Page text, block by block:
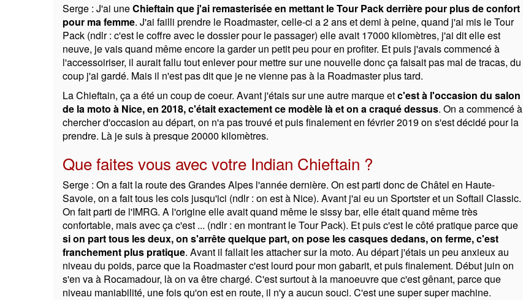
Serge : J'ai uneChieftain que j'ai remasterisée en mettant le Tour Pack derrière pour plus de confort
pour ma femme. J'ai failli prendre le Roadmaster, celle-ci a 2 ans et demi à peine, quand j'ai mis le Tour
Pack (ndlr : c'est le coffre avec le dossier pour le passager) elle avait 17000 kilomètres, j'ai dit elle est
neuve, je vais quand même encore la garder un petit peu pour en profiter. Et puis j'avais commencé à
l'accessoiriser, il aurait fallu tout enlever pour mettre sur une nouvelle donc ça faisait pas mal de tracas, du
coup j'ai gardé. Mais il n'est pas dit que je ne vienne pas à la Roadmaster plus tard.
La Chieftain, ça a été un coup de coeur. Avant j'étais sur une autre marque etc'est à l'occasion du salon
de la moto à Nice, en 2018, c'était exactement ce modèle là et on a craqué dessus. On a commencé à
chercher d'occasion au départ, on n'a pas trouvé et puis finalement en février 2019 on s'est décidé pour la
prendre. Là je suis à presque 20000 kilomètres.
Que faites vous avec votre Indian Chieftain ?
Serge : On a fait la route des Grandes Alpes l'année dernière. On est parti donc de Châtel en Haute-
Savoie, on a fait tous les cols jusqu'ici (ndlr : on est à Nice). Avant j'ai eu un Sportster et un Softail Classic.
On fait parti de l'IMRG. A l'origine elle avait quand même le sissy bar, elle était quand même très
confortable, mais avec ça c'est ... (ndlr : en montrant le Tour Pack). Et puis c'est le côté pratique parce que
si on part tous les deux, on s'arrête quelque part, on pose les casques dedans, on ferme, c'est
franchement plus pratique. Avant il fallait les attacher sur la moto. Au départ j'étais un peu anxieux au
niveau du poids, parce que la Roadmaster c'est lourd pour mon gabarit, et puis finalement. Début juin on
s'en va à Rocamadour, là on va être chargé. C'est surtout à la manoeuvre que c'est gênant, parce que
niveau maniabilité, une fois qu'on est en route, il n'y a aucun souci. C'est une super super machine.